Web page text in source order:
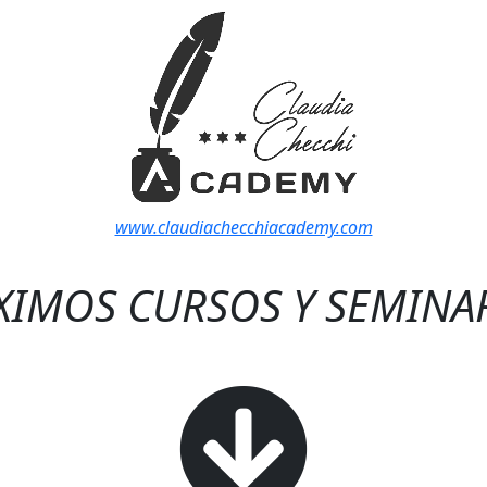
www.claudiachecchiacademy.com
CURSOS Y